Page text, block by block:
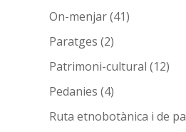
On-menjar(41)
Paratges (2)
Patrimoni-cultural (12)
Pedanies (4)
Ruta etnobotànica i de